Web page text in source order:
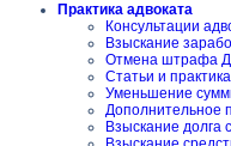
Практика адвоката
Консультации
Взыскание
Отмена штрафа
Статьи и
Уменьшение
Дополнительное
Взыскание долга